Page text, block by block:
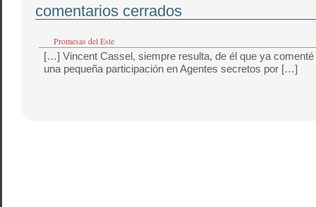
comentarios cerrados
Promesas del Este
[…] Vincent Cassel, siempre resulta, de él que ya comenté
una pequeña participación en Agentes secretos por […]